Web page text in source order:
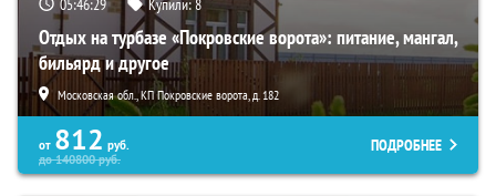
05:46:27 Купили:8
Отдых на турбазе «Покровские ворота»: питание, мангал,
бильярд и другое
Московская обл., КП Покровские ворота, д. 182
от 812 руб.
до140800руб.
ПОДРОБНЕЕ